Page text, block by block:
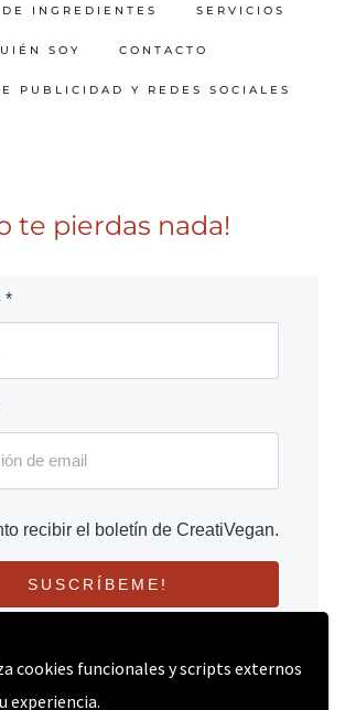
cookies funcionales y scripts externos
experiencia.
INGREDIENTES SERVICIOS
SOY CONTACTO
PUBLICIDAD Y REDES SOCIALES
te pierdas nada!
*
recibir el boletín de CreatiVegan.
SUSCRÍBEME!